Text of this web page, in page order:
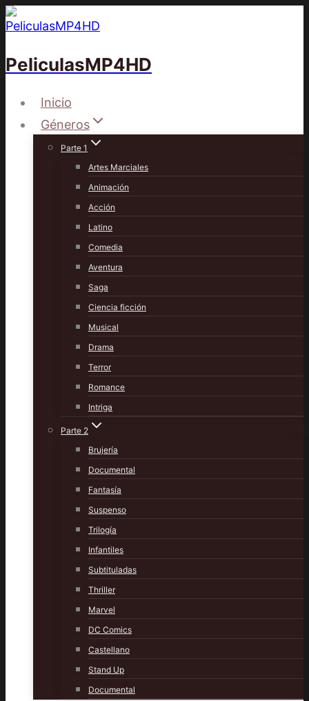
Saltar
al
PeliculasMP4HD
Inicio
Géneros
Parte 1
Artes Marciales
Animación
Acción
Latino
Comedia
Aventura
Saga
Ciencia ficción
Musical
Drama
Terror
Romance
Intriga
Parte 2
Brujería
Documental
Fantasía
Suspenso
Trilogía
Infantiles
Subtituladas
Thriller
Marvel
DC Comics
Castellano
Stand Up
Documental